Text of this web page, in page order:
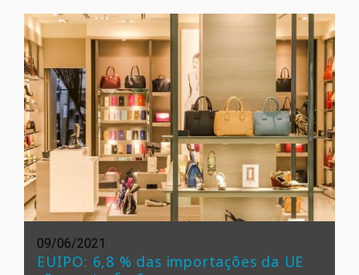
09/06/2021
EUIPO: 6,8 % das importações da UE